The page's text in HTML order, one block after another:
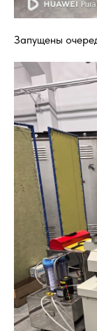
Запущены